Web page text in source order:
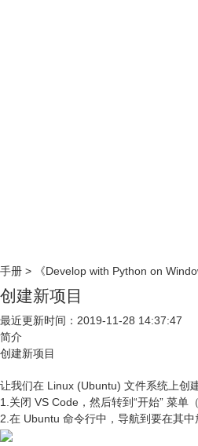
手册 > 《Develop with Python on
创建新项目
最近更新时间：2019-11-28 14:37:47
简介
创建新项目
让我们在 Linux (Ubuntu) 文件系统上创
1.关闭 VS Code，然后转到“开始” 菜
2.在 Ubuntu 命令行中，导航到要在其